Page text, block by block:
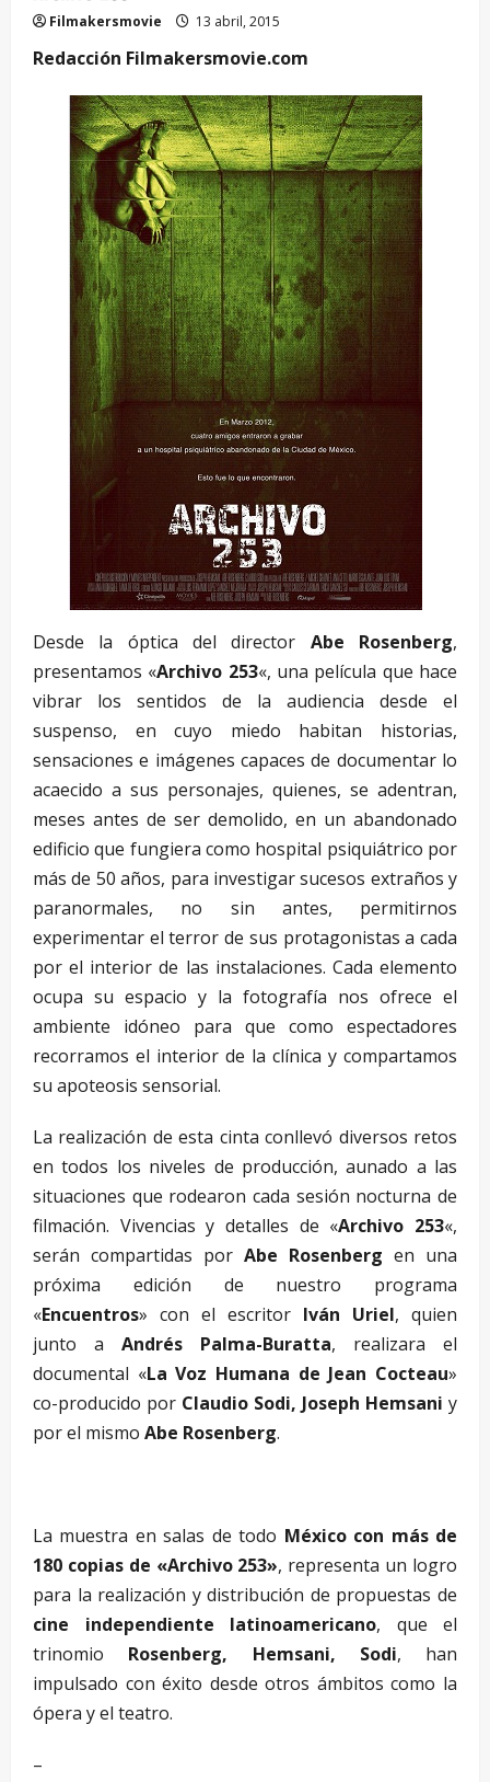
Filmakersmovie 13 abril, 2015
Redacción Filmakersmovie.com
Desde la óptica del director Abe Rosenberg,
presentamos «Archivo 253«, una película que hace
vibrar los sentidos de la audiencia desde el
suspenso, en cuyo miedo habitan historias,
sensaciones e imágenes capaces de documentar lo
acaecido a sus personajes, quienes, se adentran,
meses antes de ser demolido, en un abandonado
edificio que fungiera como hospital psiquiátrico por
más de 50 años, para investigar sucesos extraños y
paranormales, no sin antes, permitirnos
experimentar el terror de sus protagonistas a cada
por el interior de las instalaciones. Cada elemento
ocupa su espacio y la fotografía nos ofrece el
ambiente idóneo para que como espectadores
recorramos el interior de la clínica y compartamos
su apoteosis sensorial.
La realización de esta cinta conllevó diversos retos
en todos los niveles de producción, aunado a las
situaciones que rodearon cada sesión nocturna de
filmación. Vivencias y detalles de «Archivo 253«,
serán compartidas por Abe Rosenberg en una
próxima edición de nuestro programa
«Encuentros» con el escritor Iván Uriel, quien
junto a Andrés Palma-Buratta, realizara el
documental «La Voz Humana de Jean Cocteau»
co-producido por Claudio Sodi, Joseph Hemsani y
por el mismo Abe Rosenberg.
La muestra en salas de todo México con más de
180 copias de «Archivo 253», representa un logro
para la realización y distribución de propuestas de
cine independiente latinoamericano, que el
trinomio Rosenberg, Hemsani, Sodi, han
impulsado con éxito desde otros ámbitos como la
ópera y el teatro.
–